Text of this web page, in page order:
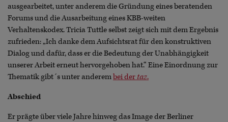
ausgearbeitet, unter anderem die Gründung eines beratenden
Forums und die Ausarbeitung eines KBB-weiten
Verhaltenskodex. Tricia Tuttle selbst zeigt sich mit dem Ergebnis
zufrieden: „Ich danke dem Aufsichtsrat für den konstruktiven
Dialog und dafür, dass er die Bedeutung der Unabhängigkeit
unserer Arbeit erneut hervorgehoben hat.“ Eine Einordnung zur
Thematik gibt´s unter anderembei der taz.
Abschied
Er prägte über viele Jahre hinweg das Image der Berliner